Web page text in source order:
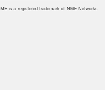
is a registered trademark of NME Networks